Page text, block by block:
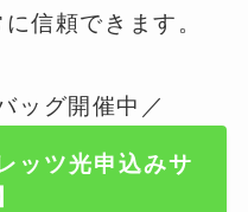
信頼できます。
ッグ開催中／
ッツ光申込みサ